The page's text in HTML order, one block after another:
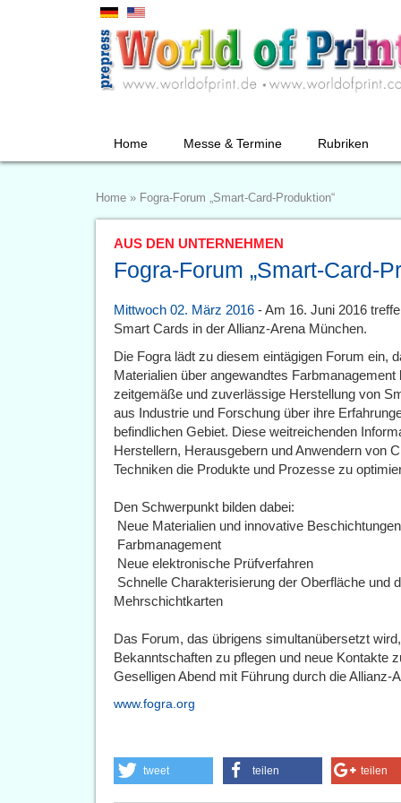
Home Messe & Termine Rubriken
Home » Fogra-Forum „Smart-Card-Produktion“
AUS DEN UNTERNEHMEN
Fogra-Forum „Smart-Card-
Mittwoch 02. März 2016 - Am 16. Juni 2016
Smart Cards in der Allianz-Arena München.
Die Fogra lädt zu diesem eintägigen Forum ein,
Materialien über angewandtes
zeitgemäße und zuverlässige Herstellung von
aus Industrie und Forschung über ihre
befindlichen Gebiet. Diese weitreichenden
Herstellern, Herausgebern und Anwendern von
Techniken die Produkte und Prozesse zu
Den Schwerpunkt bilden dabei:
 Neue Materialien und innovative Beschichtungen
 Farbmanagement
 Neue elektronische Prüfverfahren
 Schnelle Charakterisierung der Oberfläche und
Mehrschichtkarten
Das Forum, das übrigens simultanübersetzt
Bekanntschaften zu pflegen und neue Kontakte
Geselligen Abend mit Führung durch die Allianz-
www.fogra.org
tweet teilen teilen